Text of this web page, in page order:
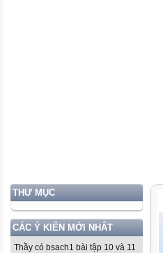
THƯ MỤC
CÁC Ý KIẾN MỚI NHẤT
Thầy có bsach1 bài tập 10 và 11